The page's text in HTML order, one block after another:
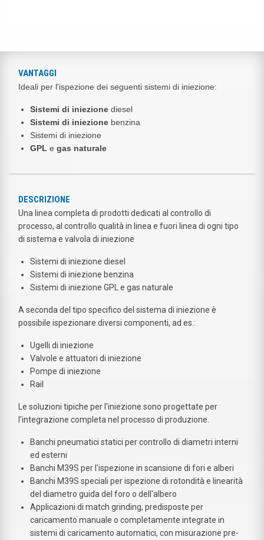
VANTAGGI
Ideali per l'ispezione dei seguenti sistemi di iniezione:
Sistemi di iniezione diesel
Sistemi di iniezione benzina
Sistemi di iniezione
GPL e gas naturale
DESCRIZIONE
Una linea completa di prodotti dedicati al controllo di
processo, al controllo qualità in linea e fuori linea di ogni tipo
di sistema e valvola di iniezione
Sistemi di iniezione diesel
Sistemi di iniezione benzina
Sistemi di iniezione GPL e gas naturale
A seconda del tipo specifico del sistema di iniezione è
possibile ispezionare diversi componenti, ad es.:
Ugelli di iniezione
Valvole e attuatori di iniezione
Pompe di iniezione
Rail
Le soluzioni tipiche per l'iniezione sono progettate per
l'integrazione completa nel processo di produzione.
Banchi pneumatici statici per controllo di diametri interni
ed esterni
Banchi M39S per l'ispezione in scansione di fori e alberi
Banchi M39S speciali per ispezione di rotondità e linearità
del diametro guida del foro o dell'albero
Applicazioni di match grinding, predisposte per
caricamento manuale o completamente integrate in
sistemi di caricamento automatici, con misurazione pre-